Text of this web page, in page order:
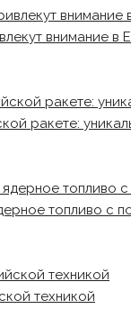
внимание в
ракете:
топливо с
техникой